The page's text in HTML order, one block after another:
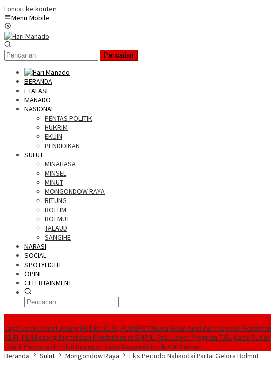
Loncat ke konten
Menu Mobile
Pencarian
BERANDA
ETALASE
MANADO
NASIONAL
PENTAS POLITIK
HUKRIM
EKUIN
PENDIDIKAN
SULUT
MINAHASA
MINSEL
MINUT
MONGONDOW RAYA
BITUNG
BOLTIM
BOLMUT
TALAUD
SANGIHE
NARASI
SOCIAL
SPOTYLIGHT
OPINI
CELEBTAINMENT
Jaga Listrik Andal Jelang HUT ke-81 RI, PLN UP3 Tahuna Gelar Apel dan Inspeksi
81 RI, PLN Dorong Digitalisasi Pendidikan di SMPN1 Palu Lewat Program TJSLKado PLN
Listrik Perdana di Pulau Dudepo, Rasio Desa Berlistrik 100 Persen
Beranda
Sulut Mongondow Raya Eks Perindo Nahkodai Partai Gelora Bolmut